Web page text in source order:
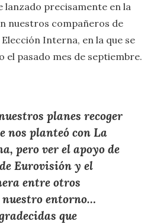
lanzado precisamente en la
nuestros compañeros de
Interna, en la que se
el pasado mes de septiembre.
planes recoger
nos planteó con La
pero ver el apoyo de
Eurovisión y el
entre otros
nuestro entorno…
que